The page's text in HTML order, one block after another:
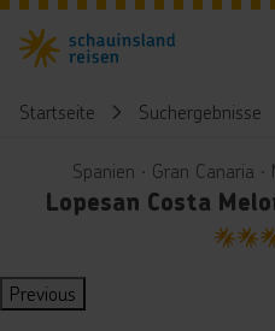
Startseite Suchergebnisse
Spanien ∙ Gran Canaria
Lopesan Costa
5
Previous